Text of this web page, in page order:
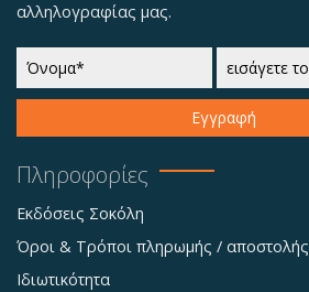
αλληλογραφίας μας.
Εγγραφή
Πληροφορίες
Εκδόσεις Σοκόλη
Όροι & Τρόποι πληρωμής / αποστολής
Ιδιωτικότητα